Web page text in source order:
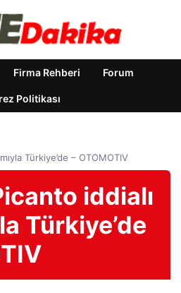
Firma Rehberi Forum
Politikası
Türkiye’de – OTOMOTIV
iddialı
Türkiye’de